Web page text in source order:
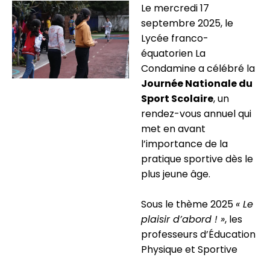
Le mercredi 17
septembre 2025, le
Lycée franco-
équatorien La
Condamine a célébré la
Journée Nationale du
Sport Scolaire, un
rendez-vous annuel qui
met en avant
l’importance de la
pratique sportive dès le
plus jeune âge.
Sous le thème 2025« Le
plaisir d’abord ! », les
professeurs d’Éducation
Physique et Sportive